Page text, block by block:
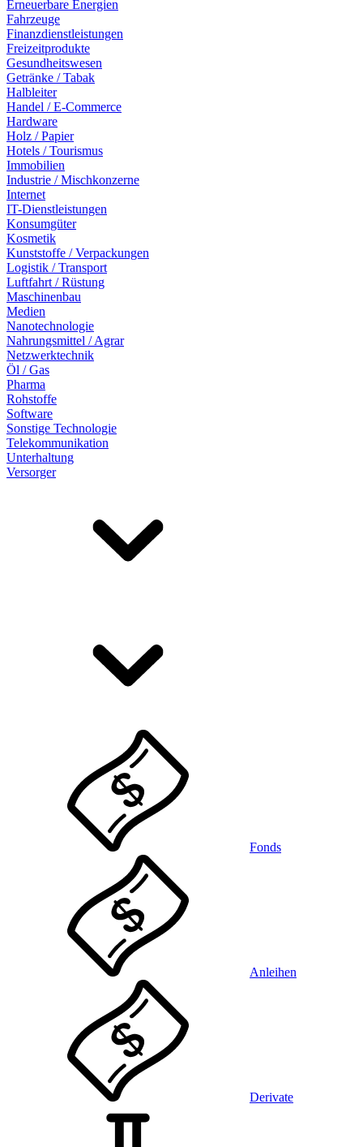
Erneuerbare Energien
Fahrzeuge
Finanzdienstleistungen
Freizeitprodukte
Gesundheitswesen
Getränke / Tabak
Halbleiter
Handel / E-Commerce
Hardware
Holz / Papier
Hotels / Tourismus
Immobilien
Industrie / Mischkonzerne
Internet
IT-Dienstleistungen
Konsumgüter
Kosmetik
Kunststoffe / Verpackungen
Logistik / Transport
Luftfahrt / Rüstung
Maschinenbau
Medien
Nanotechnologie
Nahrungsmittel / Agrar
Netzwerktechnik
Öl / Gas
Pharma
Rohstoffe
Software
Sonstige Technologie
Telekommunikation
Unterhaltung
Versorger
Fonds
Anleihen
Derivate